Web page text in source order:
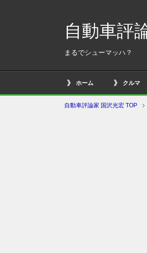
自動車評
まるでシューマッハ？
ホーム クルマ
自動車評論家 国沢光宏 TOP